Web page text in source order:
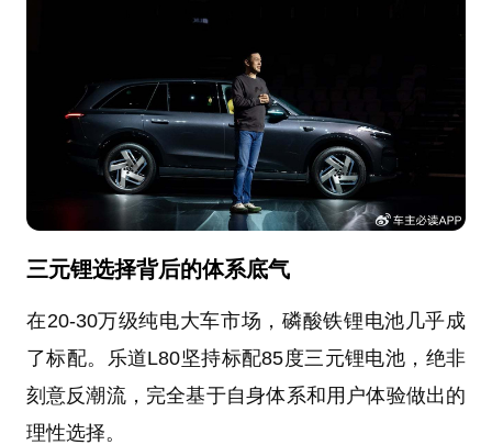
三元锂选择背后的体系底气
在20-30万级纯电大车市场，磷酸铁锂电池几乎成
了标配。乐道L80坚持标配85度三元锂电池，绝非
刻意反潮流，完全基于自身体系和用户体验做出的
理性选择。